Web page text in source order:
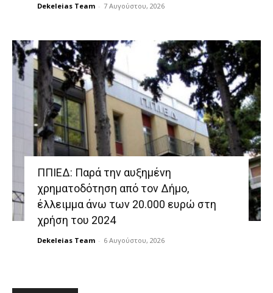
Dekeleias Team - 7 Αυγούστου, 2026
ΠΠΙΕΔ: Παρά την αυξημένη
χρηματοδότηση από τον Δήμο,
έλλειμμα άνω των 20.000 ευρώ στη
χρήση του 2024
Dekeleias Team - 6 Αυγούστου, 2026